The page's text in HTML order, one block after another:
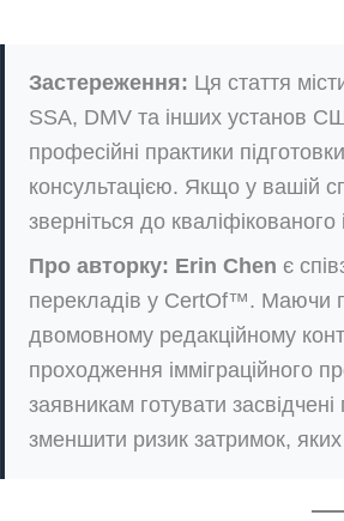
Застереження: Ця стаття
SSA, DMV та інших установ
професійні практики
консультацією. Якщо у вашій
зверніться до кваліфікованого
Про авторку: Erin Chen є
перекладів у CertOf™. Маючи
двомовному редакційному
проходження імміграційного
заявникам готувати
зменшити ризик затримок,